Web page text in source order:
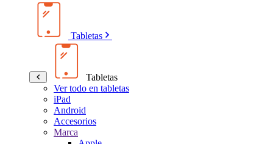
Tabletas
Tabletas
Ver todo en tabletas
iPad
Android
Accesorios
Marca